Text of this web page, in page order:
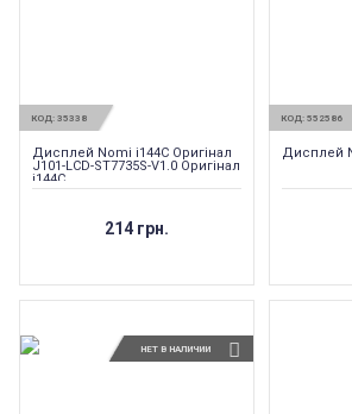
КОД: 35338
Дисплей Nomi i144C Оригінал
J101-LCD-ST7735S-V1.0 Оригінал
i144C
214 грн.
КОД: 552586
Дисплей
НЕТ В НАЛИЧИИ